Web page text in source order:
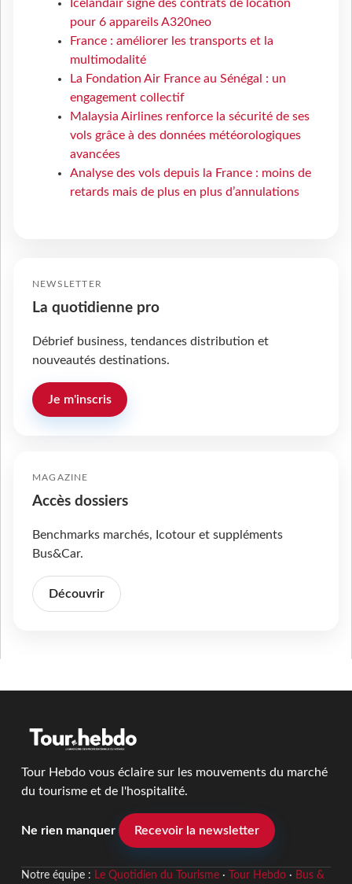
Icelandair signe des contrats de location
pour 6 appareils A320neo
France : améliorer les transports et la
multimodalité
La Fondation Air France au Sénégal : un
engagement collectif
Malaysia Airlines renforce la sécurité de ses
vols grâce à des données météorologiques
avancées
Analyse des vols depuis la France : moins de
retards mais de plus en plus d’annulations
NEWSLETTER
La quotidienne pro
Débrief business, tendances distribution et
nouveautés destinations.
Je m'inscris
MAGAZINE
Accès dossiers
Benchmarks marchés, Icotour et suppléments
Bus&Car.
Découvrir
Tour Hebdo vous éclaire sur les mouvements du marché
du tourisme et de l'hospitalité.
Ne rien manquer Recevoir la newsletter
Notre équipe : Le Quotidien du Tourisme· Tour Hebdo· Bus &